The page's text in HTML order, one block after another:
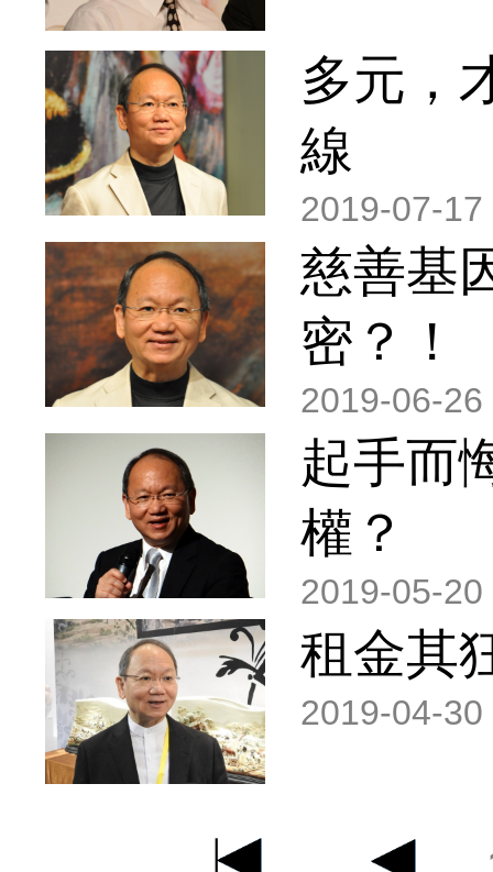
多元，
線
2019-07-17
慈善基
密？！
2019-06-26
起手而
權？
2019-05-20
租金其
2019-04-30